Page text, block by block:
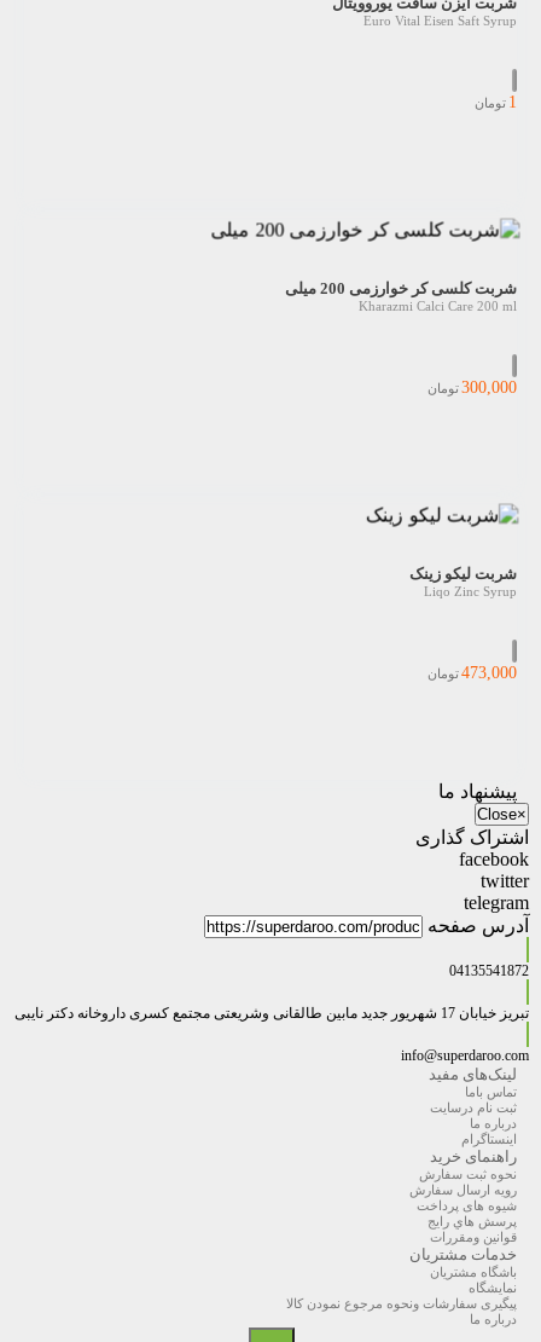
Euro Vital Eisen Saft Syrup
1 تومان
شربت کلسی کر خوارزمی 200 میلی
Kharazmi Calci Care 200 ml
300,000تومان
شربت لیکو زینک
Liqo Zinc Syrup
473,000تومان
پیشنهاد ما
×
Close
اشتراک گذاری
facebook
twitter
telegram
آدرس صفحه
04135541872
تبریز خیابان 17 شهریور جدید مابین طالقانی وشریعتی مجتمع کسری داروخانه دکتر نایبی
info@superdaroo.com
لینک‌های مفید
تماس باما
ثبت نام درسایت
درباره ما
اینستاگرام
راهنمای خرید
نحوه ثبت سفارش
رویه ارسال سفارش
شیوه های پرداخت
پرسش هاي رايج
قوانین ومقررات
خدمات مشتریان
باشگاه مشتریان
نمایشگاه
پیگیری سفارشات ونحوه مرجوع نمودن کالا
درباره ما